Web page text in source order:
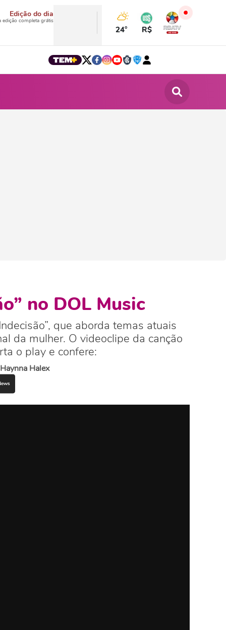
Edição do dia
edição completa grátis
24° R$
no DOL Music
que aborda temas atuais
da mulher. O videoclipe da canção
o play e confere:
Haynna Halex